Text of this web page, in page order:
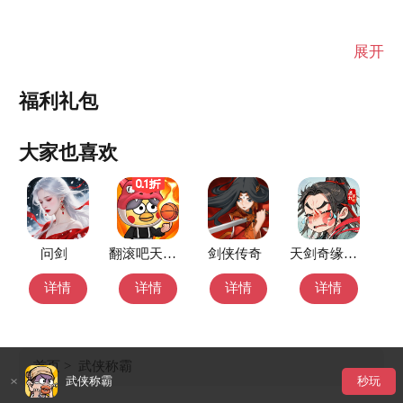
展开
福利礼包
大家也喜欢
问剑
详情
翻滚吧天神（0.1折）
详情
剑侠传奇
详情
天剑奇缘-天玑服
详情
首页 > 武侠称霸
武侠称霸 秒玩